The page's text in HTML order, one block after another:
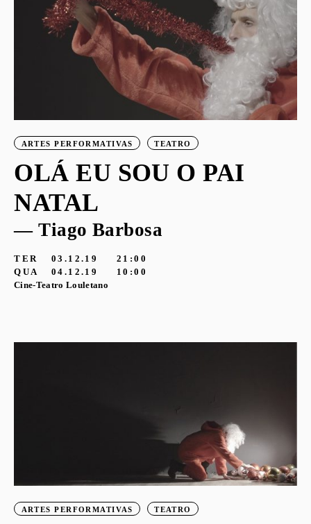
ARTES PERFORMATIVAS TEATRO
OLÁ EU SOU O PAI
NATAL
— Tiago Barbosa
TER 03.12.19
21:00
QUA
04.12.19
10:00
Cine-Teatro Louletano
ARTES PERFORMATIVAS TEATRO